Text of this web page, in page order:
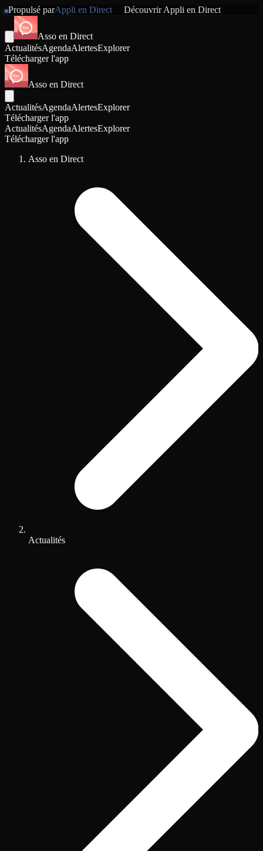
Propulsé parAppli en Direct DécouvrirAppli en Direct
Asso en Direct
ActualitésAgendaAlertesExplorer
Télécharger l'app
Asso en Direct
ActualitésAgendaAlertesExplorer
Télécharger l'app
ActualitésAgendaAlertesExplorer
Télécharger l'app
Asso en Direct
Actualités